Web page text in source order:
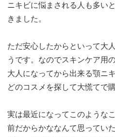
ニキビに悩まされる人も多い
きました。
ただ安心したからといって大
うです。なのでスキンケア用
大人になってから出来る顎ニ
どのコスメを探して大慌てで
実は最近になってこのような
前だからかななんて思ってい